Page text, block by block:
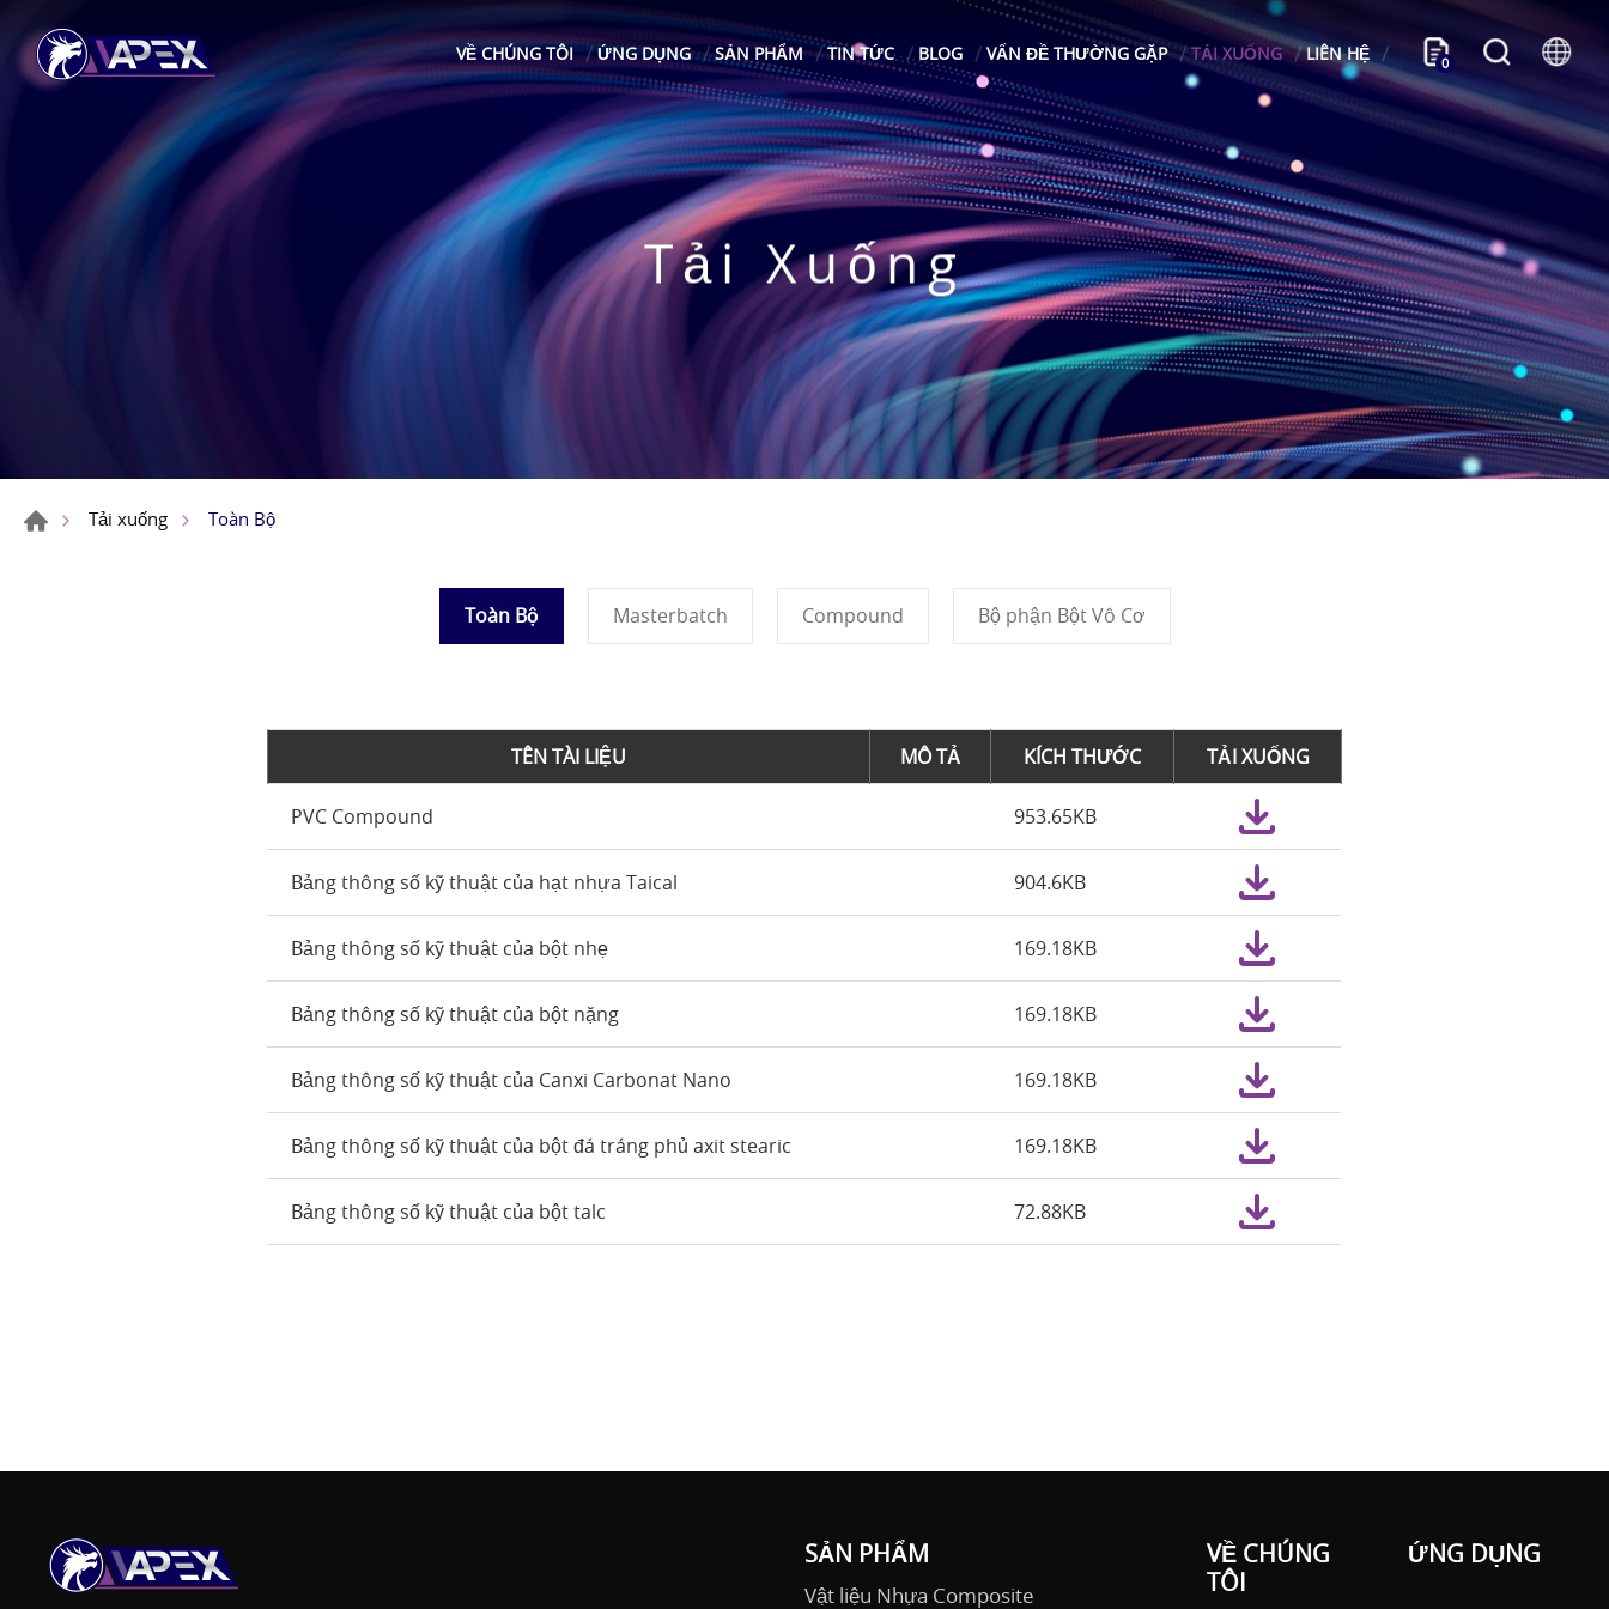
VỀ CHÚNG TÔI ỨNG DỤNG SẢN PHẨM TIN TỨC BLOG VẤN ĐỀ THƯỜNG GẶP TẢI XUỐNG LIÊN HỆ 0
Tải Xuống
Tải xuống Toàn Bộ
Toàn Bộ Masterbatch Compound Bộ phận Bột Vô Cơ
TÊN TÀI LIỆU MÔ TẢ KÍCH THƯỚC TẢI XUỐNG
PVC Compound 953.65KB
Bảng thông số kỹ thuật của hạt nhựa Taical 904.6KB
Bảng thông số kỹ thuật của bột nhẹ 169.18KB
Bảng thông số kỹ thuật của bột nặng 169.18KB
Bảng thông số kỹ thuật của Canxi Carbonat Nano 169.18KB
Bảng thông số kỹ thuật của bột đá tráng phủ axit stearic 169.18KB
Bảng thông số kỹ thuật của bột talc 72.88KB
SẢN PHẨM
Vật liệu Nhựa Composite
VỀ CHÚNG
TÔI
ỨNG DỤNG